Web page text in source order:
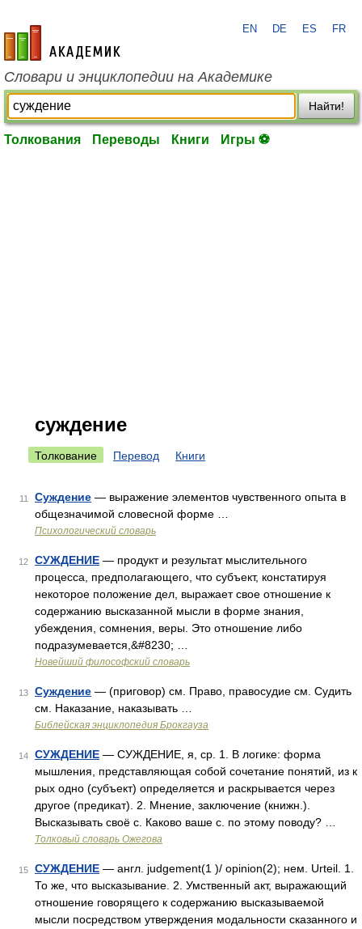
academic.ru
EN DE ES FR
Словари и энциклопедии на Академике
Найти!
Толкования Переводы Книги Игры ⚽
суждение
Толкование Перевод Книги
11 Суждение — выражение элементов чувственного опыта в
общезначимой словесной форме …
Психологический словарь
12 СУЖДЕНИЕ — продукт и результат мыслительного
процесса, предполагающего, что субъект, констатируя
некоторое положение дел, выражает свое отношение к
содержанию высказанной мысли в форме знания,
убеждения, сомнения, веры. Это отношение либо
подразумевается,&#8230; …
Новейший философский словарь
13 Суждение — (приговор) см. Право, правосудие см. Судить
см. Наказание, наказывать …
Библейская энциклопедия Брокгауза
14 СУЖДЕНИЕ — СУЖДЕНИЕ, я, ср. 1. В логике: форма
мышления, представляющая собой сочетание понятий, из к
рых одно (субъект) определяется и раскрывается через
другое (предикат). 2. Мнение, заключение (книжн.).
Высказывать своё с. Каково ваше с. по этому поводу? …
Толковый словарь Ожегова
15 СУЖДЕНИЕ — англ. judgement(1 )/ opinion(2); нем. Urteil. 1.
То же, что высказывание. 2. Умственный акт, выражающий
отношение говорящего к содержанию высказываемой
мысли посредством утверждения модальности сказанного и